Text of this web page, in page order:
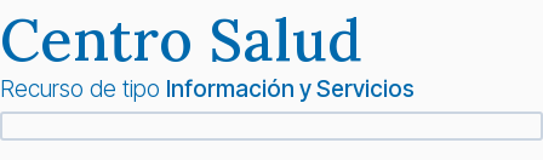
Centro Salud
Recurso de tipo Información y Servicios